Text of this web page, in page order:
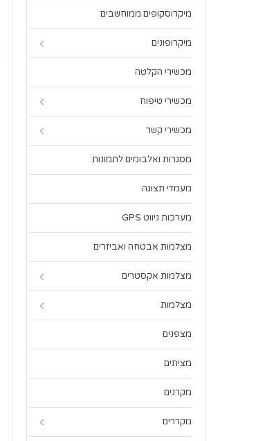
מיקרוסקופים ממוחשבים
מיקרופונים
מכשירי הקלטה
מכשירי טיפוח
מכשירי קשר
מסגרות ואלבומים לתמונות
מעמדי תצוגה
מערכות ניווט GPS
מצלמות אבטחה ואביזרים
מצלמות אקסטרים
מצלמות
מצפנים
מציתים
מקרנים
מקררים